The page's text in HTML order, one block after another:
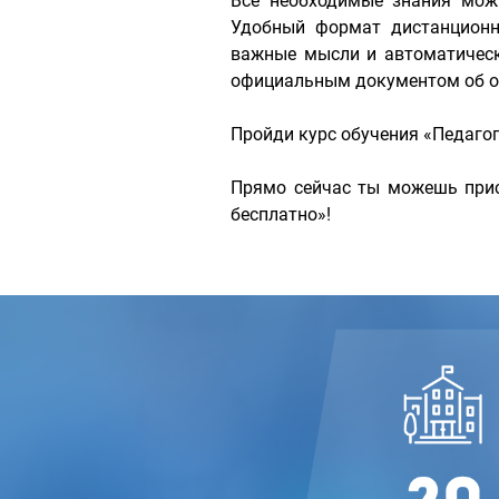
Удобный формат
важные мысли и
официальным документом об
Пройди курс обучения
Прямо сейчас ты можешь
бесплатно»!